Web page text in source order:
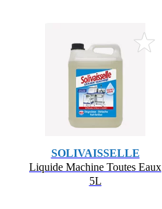
SOLIVAISSELLE
Liquide Machine Toutes Eaux
5L